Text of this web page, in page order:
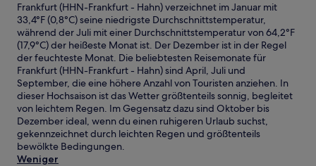
Frankfurt (HHN-Frankfurt - Hahn) verzeichnet im Januar mit
33,4°F (0,8°C) seine niedrigste Durchschnittstemperatur,
während der Juli mit einer Durchschnittstemperatur von 64,2°F
(17,9°C) der heißeste Monat ist. Der Dezember ist in der Regel
der feuchteste Monat. Die beliebtesten Reisemonate für
Frankfurt (HHN-Frankfurt - Hahn) sind April, Juli und
September, die eine höhere Anzahl von Touristen anziehen. In
dieser Hochsaison ist das Wetter größtenteils sonnig, begleitet
von leichtem Regen. Im Gegensatz dazu sind Oktober bis
Dezember ideal, wenn du einen ruhigeren Urlaub suchst,
gekennzeichnet durch leichten Regen und größtenteils
bewölkte Bedingungen.
Weniger